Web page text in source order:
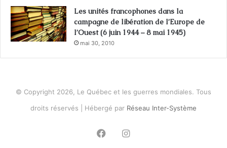
Les unités francophones dans la
campagne de libération de l’Europe de
l’Ouest (6 juin 1944 – 8 mai 1945)
mai 30, 2010
© Copyright 2026, Le Québec et les guerres mondiales. Tous
droits réservés | Hébergé par Réseau Inter-Système
FacebookInstagram